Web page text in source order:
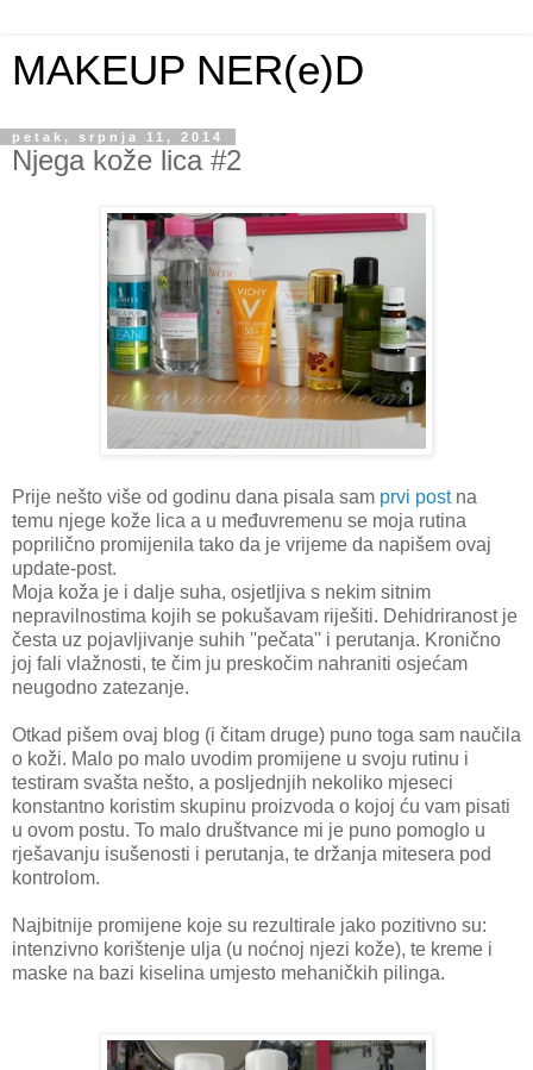
MAKEUP NER(e)D
petak, srpnja 11, 2014
Njega kože lica #2
Prije nešto više od godinu dana pisala sam prvi postna
temu njege kože lica a u međuvremenu se moja rutina
poprilično promijenila tako da je vrijeme da napišem ovaj
update-post.
Moja koža je i dalje suha, osjetljiva s nekim sitnim
nepravilnostima kojih se pokušavam riješiti. Dehidriranost je
česta uz pojavljivanje suhih ''pečata'' i perutanja. Kronično
joj fali vlažnosti, te čim ju preskočim nahraniti osjećam
neugodno zatezanje.
Otkad pišem ovaj blog (i čitam druge) puno toga sam naučila
o koži. Malo po malo uvodim promijene u svoju rutinu i
testiram svašta nešto, a posljednjih nekoliko mjeseci
konstantno koristim skupinu proizvoda o kojoj ću vam pisati
u ovom postu. To malo društvance mi je puno pomoglo u
rješavanju isušenosti i perutanja, te držanja mitesera pod
kontrolom.
Najbitnije promijene koje su rezultirale jako pozitivno su:
intenzivno korištenje ulja (u noćnoj njezi kože), te kreme i
maske na bazi kiselina umjesto mehaničkih pilinga.